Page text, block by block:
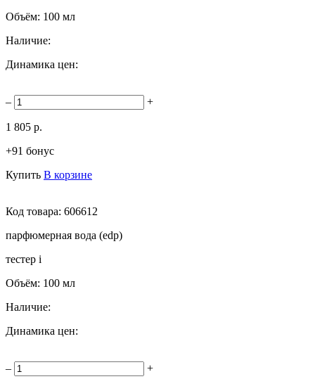
Объём: 100 мл
Наличие:
Динамика цен:
– +
1 805 р.
+91 бонус
Купить В корзине
Код товара: 606612
парфюмерная вода (edp)
тестер i
Объём: 100 мл
Наличие:
Динамика цен:
– +